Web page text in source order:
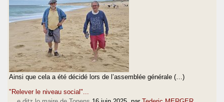
Ainsi que cela a été décidé lors de l’assemblée générale (…)
"Relever le niveau social"...